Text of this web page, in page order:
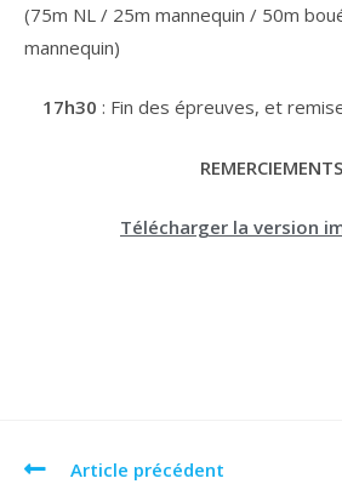
(75m NL / 25m mannequin / 50m
mannequin)
17h30 : Fin des épreuves, et
REMERCIEMENTS
Télécharger la version
Article précédent